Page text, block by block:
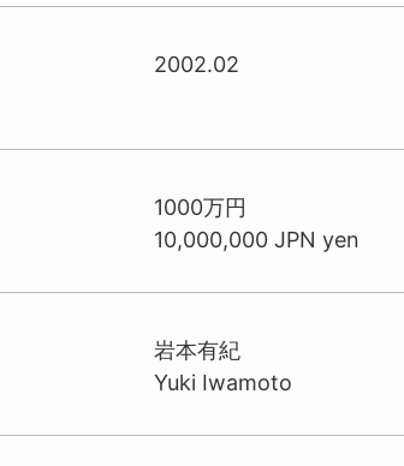
2002.02
1000万円
10,000,000 JPN yen
岩本有紀
Yuki Iwamoto